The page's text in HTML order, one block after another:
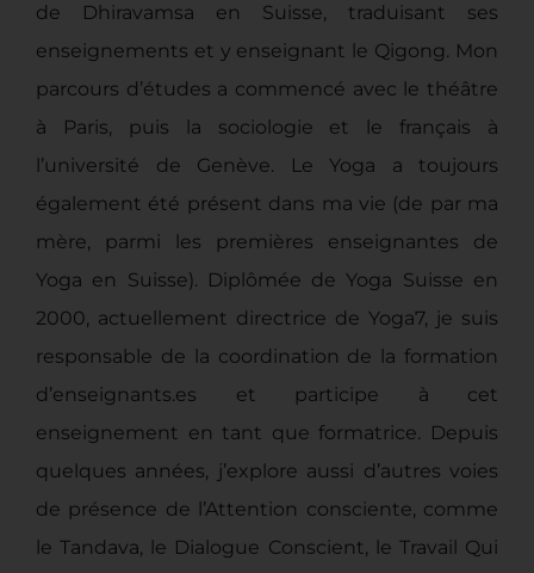
de Dhiravamsa en Suisse, traduisant ses
enseignements et y enseignant le Qigong. Mon
parcours d’études a commencé avec le théâtre
à Paris, puis la sociologie et le français à
l’université de Genève. Le Yoga a toujours
également été présent dans ma vie (de par ma
mère, parmi les premières enseignantes de
Yoga en Suisse). Diplômée de Yoga Suisse en
2000, actuellement directrice de Yoga7, je suis
responsable de la coordination de la formation
d’enseignants.es et participe à cet
enseignement en tant que formatrice. Depuis
quelques années, j’explore aussi d’autres voies
de présence de l’Attention consciente, comme
le Tandava, le Dialogue Conscient, le Travail Qui